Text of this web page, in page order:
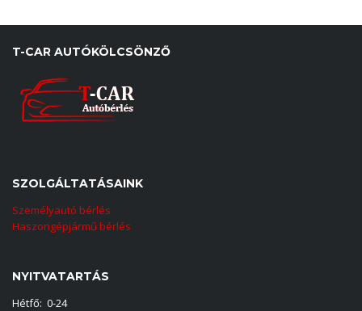
T-CAR AUTÓKÖLCSÖNZŐ
SZOLGÁLTATÁSAINK
Személyautó bérlés
Haszongépjármű bérlés
NYITVATARTÁS
Hétfő: 0-24